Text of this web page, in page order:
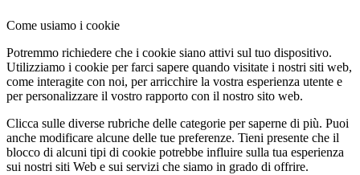
Come usiamo i cookie
Potremmo richiedere che i cookie siano attivi sul tuo dispositivo.
Utilizziamo i cookie per farci sapere quando visitate i nostri siti web,
come interagite con noi, per arricchire la vostra esperienza utente e
per personalizzare il vostro rapporto con il nostro sito web.
Clicca sulle diverse rubriche delle categorie per saperne di più. Puoi
anche modificare alcune delle tue preferenze. Tieni presente che il
blocco di alcuni tipi di cookie potrebbe influire sulla tua esperienza
sui nostri siti Web e sui servizi che siamo in grado di offrire.